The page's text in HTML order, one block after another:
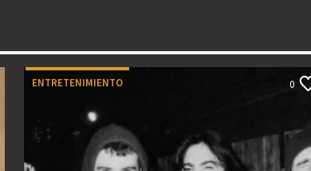
ENTRETENIMIENTO 0